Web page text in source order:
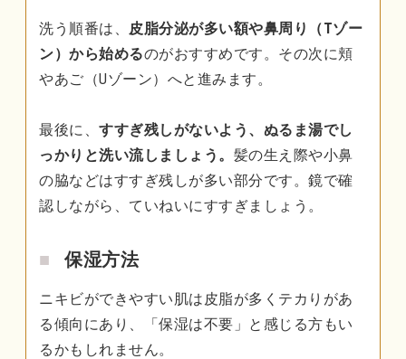
洗う順番は、 皮脂分泌が多い額や鼻周り（Tゾー
ン）から始めるのがおすすめです。その次に頬
やあご（Uゾーン）へと進みます。
最後に、 すすぎ残しがないよう、ぬるま湯でし
っかりと洗い流しましょう。 髪の生え際や小鼻
の脇などはすすぎ残しが多い部分です。鏡で確
認しながら、ていねいにすすぎましょう。
保湿方法
ニキビができやすい肌は皮脂が多くテカりがあ
る傾向にあり、「保湿は不要」と感じる方もい
るかもしれません。